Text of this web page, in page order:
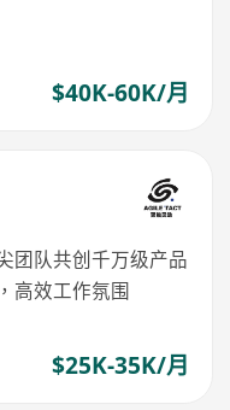
$40K-60K/月
团队共创千万级产品
高效工作氛围
$25K-35K/月